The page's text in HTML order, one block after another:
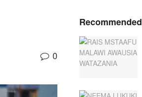
0
Recommended